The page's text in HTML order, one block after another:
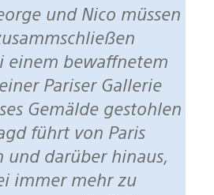
einem bewaffnetem
Pariser Gallerie
Gemälde gestohlen
führt von Paris
und darüber hinaus,
immer mehr zu